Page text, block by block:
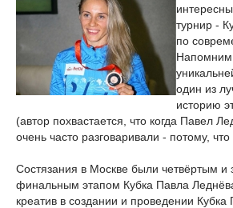
турнир -
по
Напомним
один из
историю
(автор похвастается, что когда Павел
очень часто разговаривали - потому,
Состязания в Москве были четвёртым и
финальным этапом Кубка Павла
креатив в создании и проведении